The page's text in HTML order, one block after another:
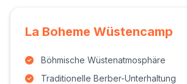
La Boheme Wüstencamp
Böhmische Wüstenatmosphäre
Traditionelle Berber-Unterhaltung